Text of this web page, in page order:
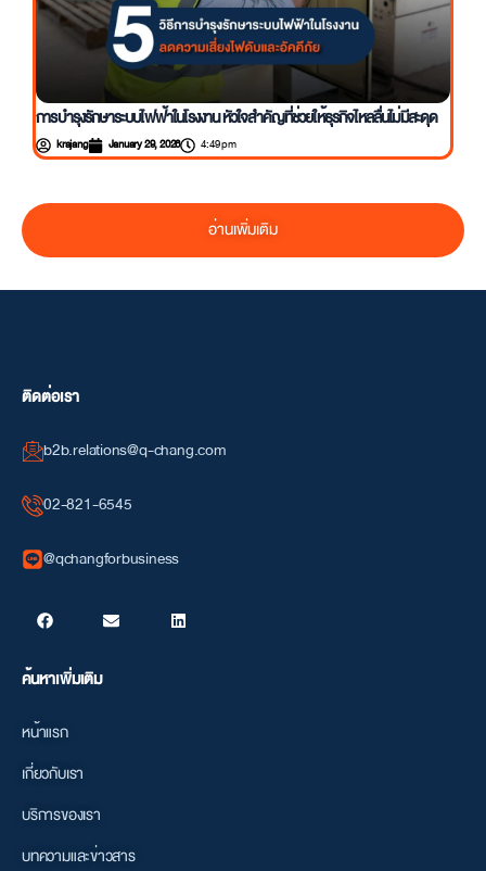
ปัญหาหลังคาโรงงานรั่ว เรื่องใหญ่ที่ไม่ควรปล่อยไว้ พร้อมแนวทางแก้ไขครบวงจร
January 30, 2026 4:50 pm
การบำรุงรักษาระบบไฟฟ้าในโรงงาน หัวใจสำคัญที่ช่วยให้ธุรกิจไหลลื่นไม่มีสะดุด
ติดต่อเรา
b2b.relations@q-chang.com
02-821-6545
@qchangforbusiness